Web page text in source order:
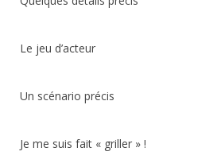
Le jeu
Un scénario
Je me suis fait «